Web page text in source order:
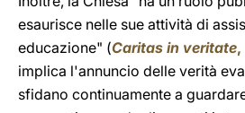
esaurisce nelle sue attività di
educazione" (Caritas in veritate,
implica l'annuncio delle verità
sfidano continuamente a